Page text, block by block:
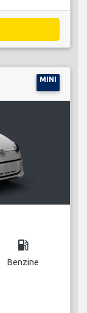
MINI
local_gas_station
Benzine